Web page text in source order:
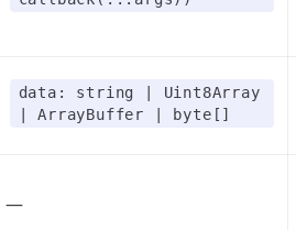
data: string | Uint8Array
| ArrayBuffer | byte[]
—